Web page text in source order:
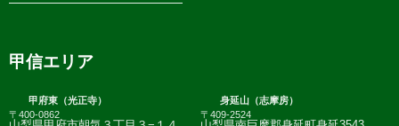
甲信エリア
甲府東（光正寺）
〒400-0862
身延山（志摩房）
〒409-2524